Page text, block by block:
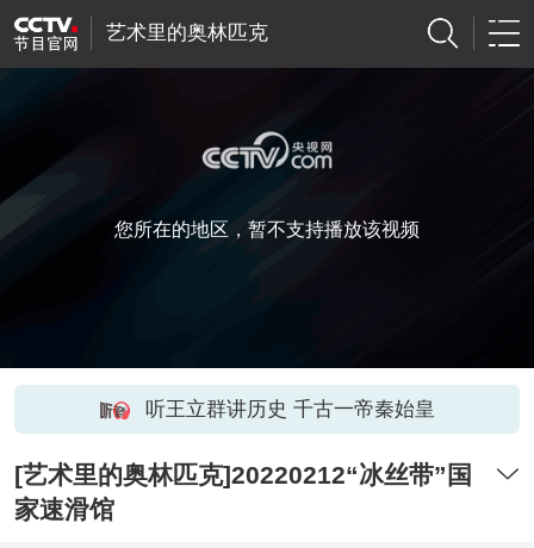
艺术里的奥林匹克
您所在的地区，暂不支持播放该视频
听王立群讲历史 千古一帝秦始皇
[艺术里的奥林匹克]20220212“冰丝带”国
家速滑馆